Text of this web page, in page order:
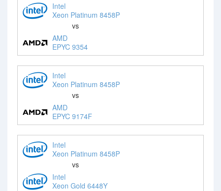
Intel
Xeon Platinum 8458P
vs
AMD
EPYC 9354
Intel
Xeon Platinum 8458P
vs
AMD
EPYC 9174F
Intel
Xeon Platinum 8458P
vs
Intel
Xeon Gold 6448Y